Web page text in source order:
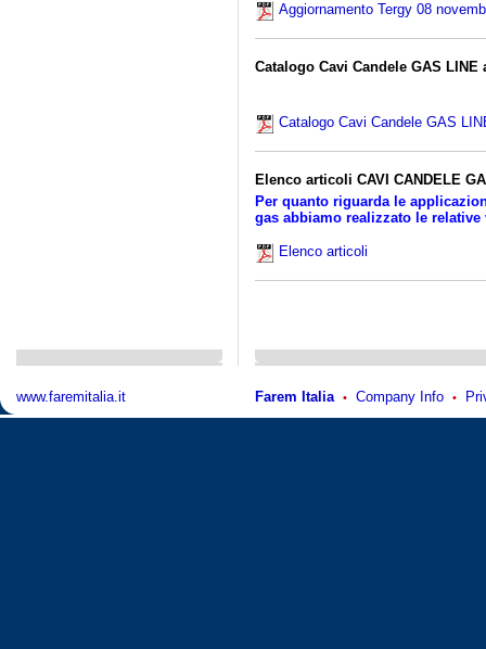
Aggiornamento Tergy 08
Catalogo Cavi Candele GAS LINE
Catalogo Cavi Candele GAS
Elenco articoli CAVI CANDELE
Per quanto riguarda le
gas abbiamo realizzato le relative
Elenco articoli
www.faremitalia.it Farem Italia • Company Info •